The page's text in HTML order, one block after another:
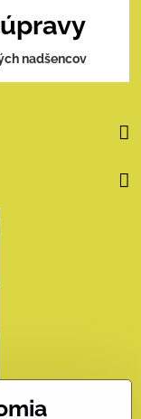
nadšencov